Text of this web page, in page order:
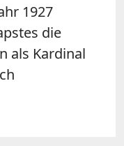
1927
die
als Kardinal